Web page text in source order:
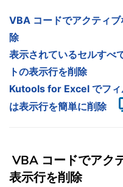
VBA コードでアクティ
除
表示されているセルすべ
トの表示行を削除
Kutools for Excel でフィ
は表示行を簡単に削除
VBA コードでアク
表示行を削除